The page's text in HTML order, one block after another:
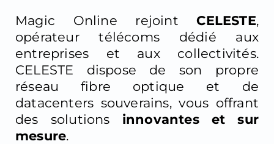
Magic Online rejointCELESTE,
opérateur télécoms dédié aux
entreprises et aux collectivités.
CELESTE dispose de son propre
réseau fibre optique et de
datacenters souverains, vous offrant
des solutions innovantes et sur
mesure.